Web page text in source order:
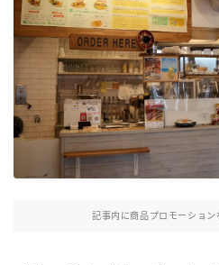
収入シミュレーター
配達員の体験談・口コミ
お得に注文する
Uber Eatsの注文ガイド
出前館の注文ガイド
ロケットナウの注文ガイド
記事内に商品プロモーショ